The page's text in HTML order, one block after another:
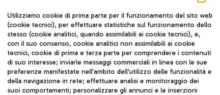
Seguici sui social
TRAVEL JOURNAL
ITA
Utilizziamo cookie di prima parte per il funzionamento del sito web
(cookie tecnici), per effettuare statistiche sul funzionamento dello
stesso (cookie analitici, quando assimilabili ai cookie tecnici), e,
con il suo consenso, cookie analitici non assimilabili ai cookie
tecnici, cookie di prima e terza parte per comprendere i contenuti
di suo interesse; inviarle messaggi commerciali in linea con le sue
preferenze manifestate nell'ambito dell'utilizzo delle funzionalità e
della navigazione in rete; effettuare analisi e monitoraggio dei
suoi comportamenti; personalizzare gli annunci e le inserzioni